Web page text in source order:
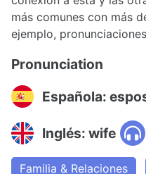
más comunes con más
ejemplo,
Pronunciation
Española:
Inglés: wife
Familia & Relaciones